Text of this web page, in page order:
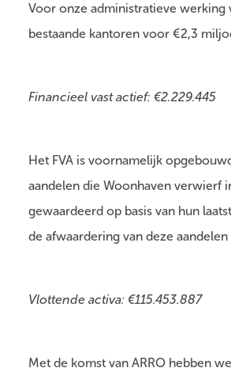
Voor onze administratieve
bestaande kantoren voor €2,3
Financieel vast actief: €2.229.445
Het FVA is voornamelijk
aandelen die Woonhaven verwierf
gewaardeerd op basis van hun
de afwaardering van deze
Vlottende activa: €115.453.887
Met de komst van ARRO hebben